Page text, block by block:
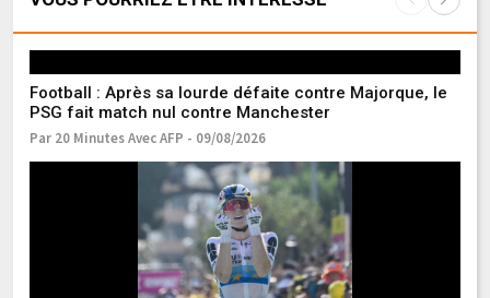
Football : Après sa lourde défaite contre Majorque, le
PSG fait match nul contre Manchester
Par 20 Minutes Avec AFP - 09/08/2026